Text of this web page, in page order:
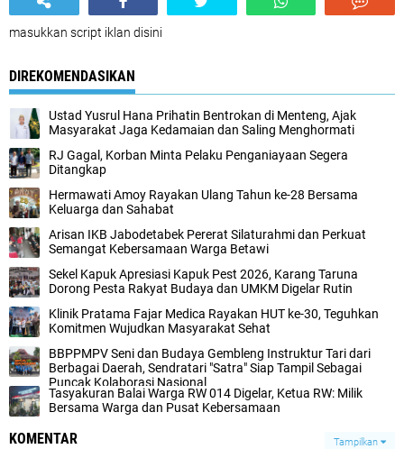
masukkan script iklan disini
DIREKOMENDASIKAN
Ustad Yusrul Hana Prihatin Bentrokan di Menteng, Ajak
Masyarakat Jaga Kedamaian dan Saling Menghormati
RJ Gagal, Korban Minta Pelaku Penganiayaan Segera
Ditangkap
Hermawati Amoy Rayakan Ulang Tahun ke-28 Bersama
Keluarga dan Sahabat
Arisan IKB Jabodetabek Pererat Silaturahmi dan Perkuat
Semangat Kebersamaan Warga Betawi
Sekel Kapuk Apresiasi Kapuk Pest 2026, Karang Taruna
Dorong Pesta Rakyat Budaya dan UMKM Digelar Rutin
Klinik Pratama Fajar Medica Rayakan HUT ke-30, Teguhkan
Komitmen Wujudkan Masyarakat Sehat
BBPPMPV Seni dan Budaya Gembleng Instruktur Tari dari
Berbagai Daerah, Sendratari "Satra" Siap Tampil Sebagai
Puncak Kolaborasi Nasional
Tasyakuran Balai Warga RW 014 Digelar, Ketua RW: Milik
Bersama Warga dan Pusat Kebersamaan
KOMENTAR Tampilkan